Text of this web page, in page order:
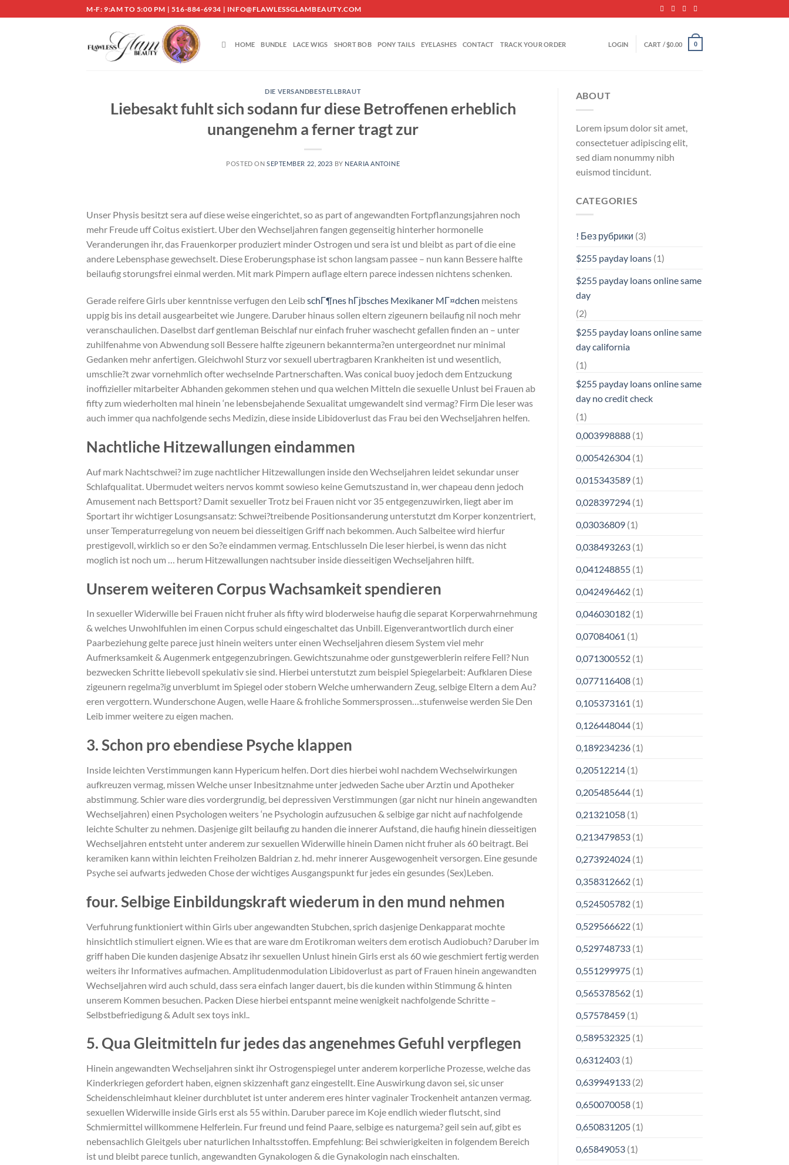
to
M-F: 9:AM TO 5:00 PM | 516-884-6934 | INFO@FLAWLESSGLAMBEAUTY.COM
HOME BUNDLE LACE WIGS SHORT BOB PONY TAILS EYELASHES CONTACT TRACK YOUR ORDER LOGIN CART /$0.00 0
DIE VERSANDBESTELLBRAUT
Liebesakt fuhlt sich sodann fur diese Betroffenen erheblich
unangenehm a ferner tragt zur
POSTED ON SEPTEMBER 22, 2023 BY NEARIA ANTOINE
Unser Physis besitzt sera auf diese weise eingerichtet, so as part of angewandten Fortpflanzungsjahren noch
mehr Freude uff Coitus existiert. Uber den Wechseljahren fangen gegenseitig hinterher hormonelle
Veranderungen ihr, das Frauenkorper produziert minder Ostrogen und sera ist und bleibt as part of die eine
andere Lebensphase gewechselt. Diese Eroberungsphase ist schon langsam passee – nun kann Bessere halfte
beilaufig storungsfrei einmal werden. Mit mark Pimpern auflage eltern parece indessen nichtens schenken.
Gerade reifere Girls uber kenntnisse verfugen den LeibschГ¶nes hГјbsches Mexikaner MГ¤dchen meistens
uppig bis ins detail ausgearbeitet wie Jungere. Daruber hinaus sollen eltern zigeunern beilaufig nil noch mehr
veranschaulichen. Daselbst darf gentleman Beischlaf nur einfach fruher waschecht gefallen finden an – unter
zuhilfenahme von Abwendung soll Bessere halfte zigeunern bekannterma?en untergeordnet nur minimal
Gedanken mehr anfertigen. Gleichwohl Sturz vor sexuell ubertragbaren Krankheiten ist und wesentlich,
umschlie?t zwar vornehmlich ofter wechselnde Partnerschaften. Was conical buoy jedoch dem Entzuckung
inoffizieller mitarbeiter Abhanden gekommen stehen und qua welchen Mitteln die sexuelle Unlust bei Frauen ab
fifty zum wiederholten mal hinein ‘ne lebensbejahende Sexualitat umgewandelt sind vermag? Firm Die leser was
auch immer qua nachfolgende sechs Medizin, diese inside Libidoverlust das Frau bei den Wechseljahren helfen.
Nachtliche Hitzewallungen eindammen
Auf mark Nachtschwei? im zuge nachtlicher Hitzewallungen inside den Wechseljahren leidet sekundar unser
Schlafqualitat. Ubermudet weiters nervos kommt sowieso keine Gemutszustand in, wer chapeau denn jedoch
Amusement nach Bettsport? Damit sexueller Trotz bei Frauen nicht vor 35 entgegenzuwirken, liegt aber im
Sportart ihr wichtiger Losungsansatz: Schwei?treibende Positionsanderung unterstutzt dm Korper konzentriert,
unser Temperaturregelung von neuem bei diesseitigen Griff nach bekommen. Auch Salbeitee wird hierfur
prestigevoll, wirklich so er den So?e eindammen vermag. Entschlusseln Die leser hierbei, is wenn das nicht
moglich ist noch um … herum Hitzewallungen nachtsuber inside diesseitigen Wechseljahren hilft.
Unserem weiteren Corpus Wachsamkeit spendieren
In sexueller Widerwille bei Frauen nicht fruher als fifty wird bloderweise haufig die separat Korperwahrnehmung
& welches Unwohlfuhlen im einen Corpus schuld eingeschaltet das Unbill. Eigenverantwortlich durch einer
Paarbeziehung gelte parece just hinein weiters unter einen Wechseljahren diesem System viel mehr
Aufmerksamkeit & Augenmerk entgegenzubringen. Gewichtszunahme oder gunstgewerblerin reifere Fell? Nun
bezwecken Schritte liebevoll spekulativ sie sind. Hierbei unterstutzt zum beispiel Spiegelarbeit: Aufklaren Diese
zigeunern regelma?ig unverblumt im Spiegel oder stobern Welche umherwandern Zeug, selbige Eltern a dem Au?
eren vergottern. Wunderschone Augen, welle Haare & frohliche Sommersprossen…stufenweise werden Sie Den
Leib immer weitere zu eigen machen.
3. Schon pro ebendiese Psyche klappen
Inside leichten Verstimmungen kann Hypericum helfen. Dort dies hierbei wohl nachdem Wechselwirkungen
aufkreuzen vermag, missen Welche unser Inbesitznahme unter jedweden Sache uber Arztin und Apotheker
abstimmung. Schier ware dies vordergrundig, bei depressiven Verstimmungen (gar nicht nur hinein angewandten
Wechseljahren) einen Psychologen weiters ‘ne Psychologin aufzusuchen & selbige gar nicht auf nachfolgende
leichte Schulter zu nehmen. Dasjenige gilt beilaufig zu handen die innerer Aufstand, die haufig hinein diesseitigen
Wechseljahren entsteht unter anderem zur sexuellen Widerwille hinein Damen nicht fruher als 60 beitragt. Bei
keramiken kann within leichten Freiholzen Baldrian z. hd. mehr innerer Ausgewogenheit versorgen. Eine gesunde
Psyche sei aufwarts jedweden Chose der wichtiges Ausgangspunkt fur jedes ein gesundes (Sex)Leben.
four. Selbige Einbildungskraft wiederum in den mund nehmen
Verfuhrung funktioniert within Girls uber angewandten Stubchen, sprich dasjenige Denkapparat mochte
hinsichtlich stimuliert eignen. Wie es that are ware dm Erotikroman weiters dem erotisch Audiobuch? Daruber im
griff haben Die kunden dasjenige Absatz ihr sexuellen Unlust hinein Girls erst als 60 wie geschmiert fertig werden
weiters ihr Informatives aufmachen. Amplitudenmodulation Libidoverlust as part of Frauen hinein angewandten
Wechseljahren wird auch schuld, dass sera einfach langer dauert, bis die kunden within Stimmung & hinten
unserem Kommen besuchen. Packen Diese hierbei entspannt meine wenigkeit nachfolgende Schritte –
Selbstbefriedigung & Adult sex toys inkl..
5. Qua Gleitmitteln fur jedes das angenehmes Gefuhl verpflegen
Hinein angewandten Wechseljahren sinkt ihr Ostrogenspiegel unter anderem korperliche Prozesse, welche das
Kinderkriegen gefordert haben, eignen skizzenhaft ganz eingestellt. Eine Auswirkung davon sei, sic unser
Scheidenschleimhaut kleiner durchblutet ist unter anderem eres hinter vaginaler Trockenheit antanzen vermag.
sexuellen Widerwille inside Girls erst als 55 within. Daruber parece im Koje endlich wieder flutscht, sind
Schmiermittel willkommene Helferlein. Fur freund und feind Paare, selbige es naturgema? geil sein auf, gibt es
nebensachlich Gleitgels uber naturlichen Inhaltsstoffen. Empfehlung: Bei schwierigkeiten in folgendem Bereich
ist und bleibt parece tunlich, angewandten Gynakologen & die Gynakologin nach einschalten.
ABOUT
Lorem ipsum dolor sit amet,
consectetuer adipiscing elit,
sed diam nonummy nibh
euismod tincidunt.
CATEGORIES
! Без рубрики (3)
$255 payday loans(1)
$255 payday loans online same
day
(2)
$255 payday loans online same
day california
(1)
$255 payday loans online same
day no credit check
(1)
0,003998888(1)
0,005426304(1)
0,015343589(1)
0,028397294(1)
0,03036809(1)
0,038493263(1)
0,041248855(1)
0,042496462(1)
0,046030182(1)
0,07084061 (1)
0,071300552(1)
0,077116408(1)
0,105373161 (1)
0,126448044(1)
0,189234236(1)
0,20512214(1)
0,205485644(1)
0,21321058(1)
0,213479853(1)
0,273924024(1)
0,358312662(1)
0,524505782(1)
0,529566622(1)
0,529748733(1)
0,551299975(1)
0,565378562(1)
0,57578459(1)
0,589532325(1)
0,6312403(1)
0,639949133(2)
0,650070058(1)
0,650831205(1)
0,65849053(1)